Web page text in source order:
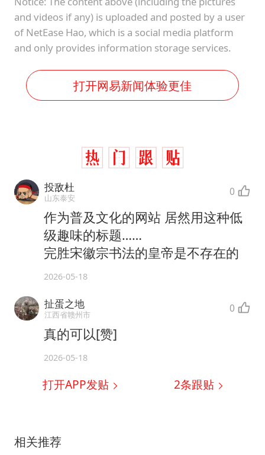
and videos if any) is uploaded and posted by a user
of NetEase Hao, which is a social media platform
and only provides information storage services.
打开网易新闻体验更佳
投敌杜
山东泰安 0
作为普及文化的网站 居然用这种低
级趣味的标题……
完胜宋徽宗书法的皇帝是不存在的
2026-05-18
扯蛋之地
江西省赣州市 0
真的可以[赞]
2026-05-18
打开APP发贴 2条跟贴
相关推荐